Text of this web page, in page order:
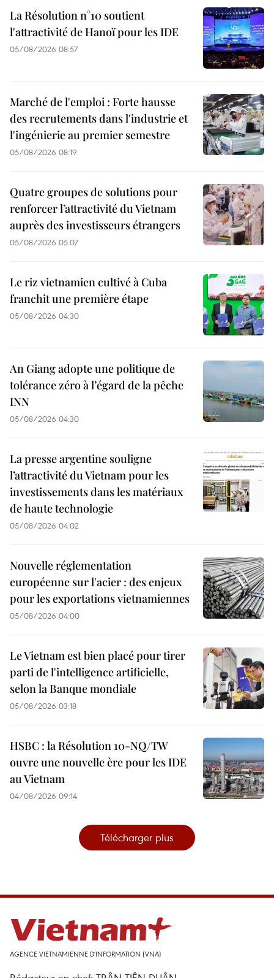
La Résolution n°10 soutient
l'attractivité de Hanoï pour les IDE
05/08/2026 08:57
Marché de l'emploi : Forte hausse
des recrutements dans l'industrie et
l'ingénierie au premier semestre
05/08/2026 08:19
Quatre groupes de solutions pour
renforcer l’attractivité du Vietnam
auprès des investisseurs étrangers
05/08/2026 05:07
Le riz vietnamien cultivé à Cuba
franchit une première étape
05/08/2026 04:30
An Giang adopte une politique de
tolérance zéro à l’égard de la pêche
INN
05/08/2026 04:30
La presse argentine souligne
l’attractivité du Vietnam pour les
investissements dans les matériaux
de haute technologie
05/08/2026 04:02
Nouvelle réglementation
européenne sur l'acier : des enjeux
pour les exportations vietnamiennes
05/08/2026 04:00
Le Vietnam est bien placé pour tirer
parti de l'intelligence artificielle,
selon la Banque mondiale
05/08/2026 03:18
HSBC : la Résolution 10-NQ/TW
ouvre une nouvelle ère pour les IDE
au Vietnam
04/08/2026 09:14
Télécharger plus
AGENCE VIETNAMIENNE D'INFORMATION (VNA)